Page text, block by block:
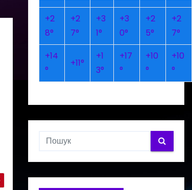
+2
8°
+2
7°
+3
1°
+3
0°
+2
5°
+2
7°
+14
°
+11°
+1
3°
+17
°
+10
°
+10
°